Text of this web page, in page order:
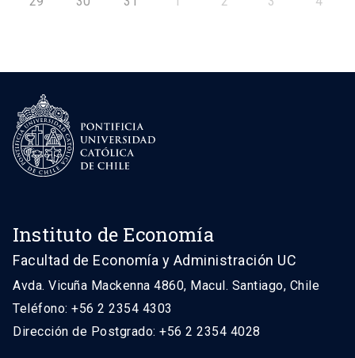
Instituto de Economía
Facultad de Economía y Administración UC
Avda. Vicuña Mackenna 4860, Macul. Santiago, Chile
Teléfono: +56 2 2354 4303
Dirección de Postgrado: +56 2 2354 4028